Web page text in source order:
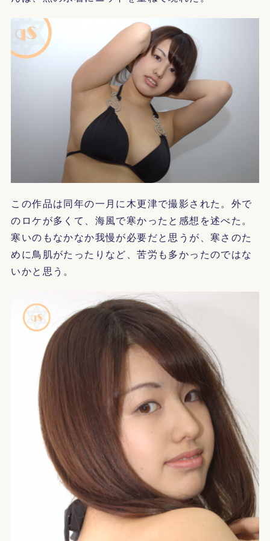
この作品は同年の一月に木更津で撮影された。外で
のロケが多くて、海風で寒かったと感想を述べた。
寒いのもなかなか我慢が必要だと思うが、寒さのた
めに鳥肌がたったりなど、苦労も多かったのではな
いかと思う。